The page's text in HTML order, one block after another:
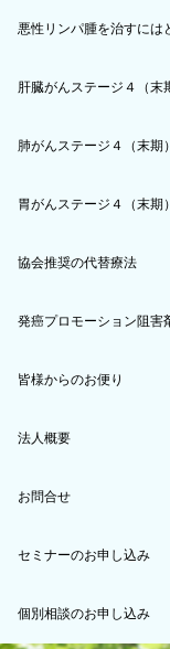
悪性リンパ腫を治すには
肝臓がんステージ４（末
肺がんステージ４（末期
胃がんステージ４（末期
協会推奨の代替療法
発癌プロモーション阻害
皆様からのお便り
法人概要
お問合せ
セミナーのお申し込み
個別相談のお申し込み